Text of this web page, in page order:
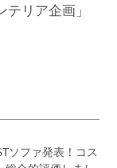
リア企画」